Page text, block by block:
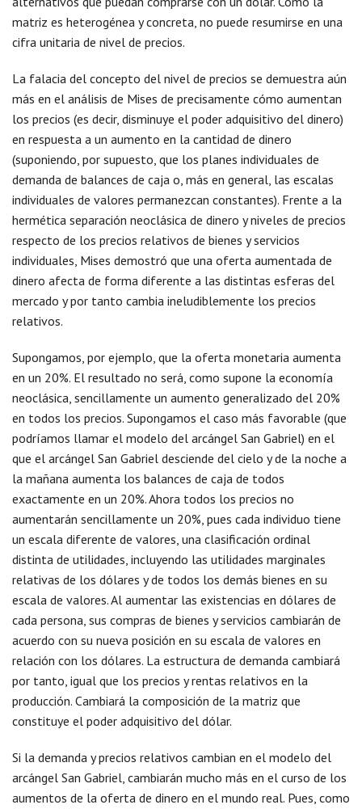
matriz es heterogénea y concreta, no puede resumirse en una
cifra unitaria de nivel de precios.
La falacia del concepto del nivel de precios se demuestra aún
más en el análisis de Mises de precisamente cómo aumentan
los precios (es decir, disminuye el poder adquisitivo del dinero)
en respuesta a un aumento en la cantidad de dinero
(suponiendo, por supuesto, que los planes individuales de
demanda de balances de caja o, más en general, las escalas
individuales de valores permanezcan constantes). Frente a la
hermética separación neoclásica de dinero y niveles de precios
respecto de los precios relativos de bienes y servicios
individuales, Mises demostró que una oferta aumentada de
dinero afecta de forma diferente a las distintas esferas del
mercado y por tanto cambia ineludiblemente los precios
relativos.
Supongamos, por ejemplo, que la oferta monetaria aumenta
en un 20%. El resultado no será, como supone la economía
neoclásica, sencillamente un aumento generalizado del 20%
en todos los precios. Supongamos el caso más favorable (que
podríamos llamar el modelo del arcángel San Gabriel) en el
que el arcángel San Gabriel desciende del cielo y de la noche a
la mañana aumenta los balances de caja de todos
exactamente en un 20%. Ahora todos los precios no
aumentarán sencillamente un 20%, pues cada individuo tiene
un escala diferente de valores, una clasificación ordinal
distinta de utilidades, incluyendo las utilidades marginales
relativas de los dólares y de todos los demás bienes en su
escala de valores. Al aumentar las existencias en dólares de
cada persona, sus compras de bienes y servicios cambiarán de
acuerdo con su nueva posición en su escala de valores en
relación con los dólares. La estructura de demanda cambiará
por tanto, igual que los precios y rentas relativos en la
producción. Cambiará la composición de la matriz que
constituye el poder adquisitivo del dólar.
Si la demanda y precios relativos cambian en el modelo del
arcángel San Gabriel, cambiarán mucho más en el curso de los
aumentos de la oferta de dinero en el mundo real. Pues, como